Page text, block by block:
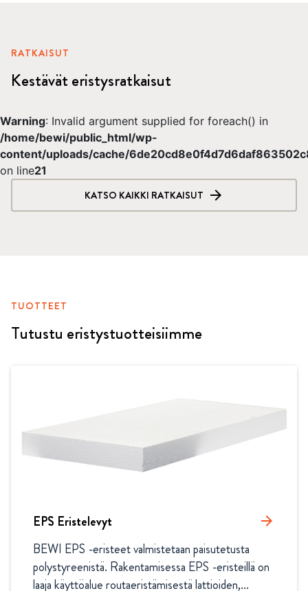
RATKAISUT
Kestävät eristysratkaisut
Warning: Invalid argument supplied for foreach() in
/home/bewi/public_html/wp-
content/uploads/cache/
on line21
KATSO KAIKKI RATKAISUT
TUOTTEET
Tutustu eristystuotteisiimme
EPS Eristelevyt arrow_forward
BEWI EPS -eristeet valmistetaan paisutetusta
polystyreenistä. Rakentamisessa EPS -eristeillä on
laaja käyttöalue routaeristämisestä lattioiden,...